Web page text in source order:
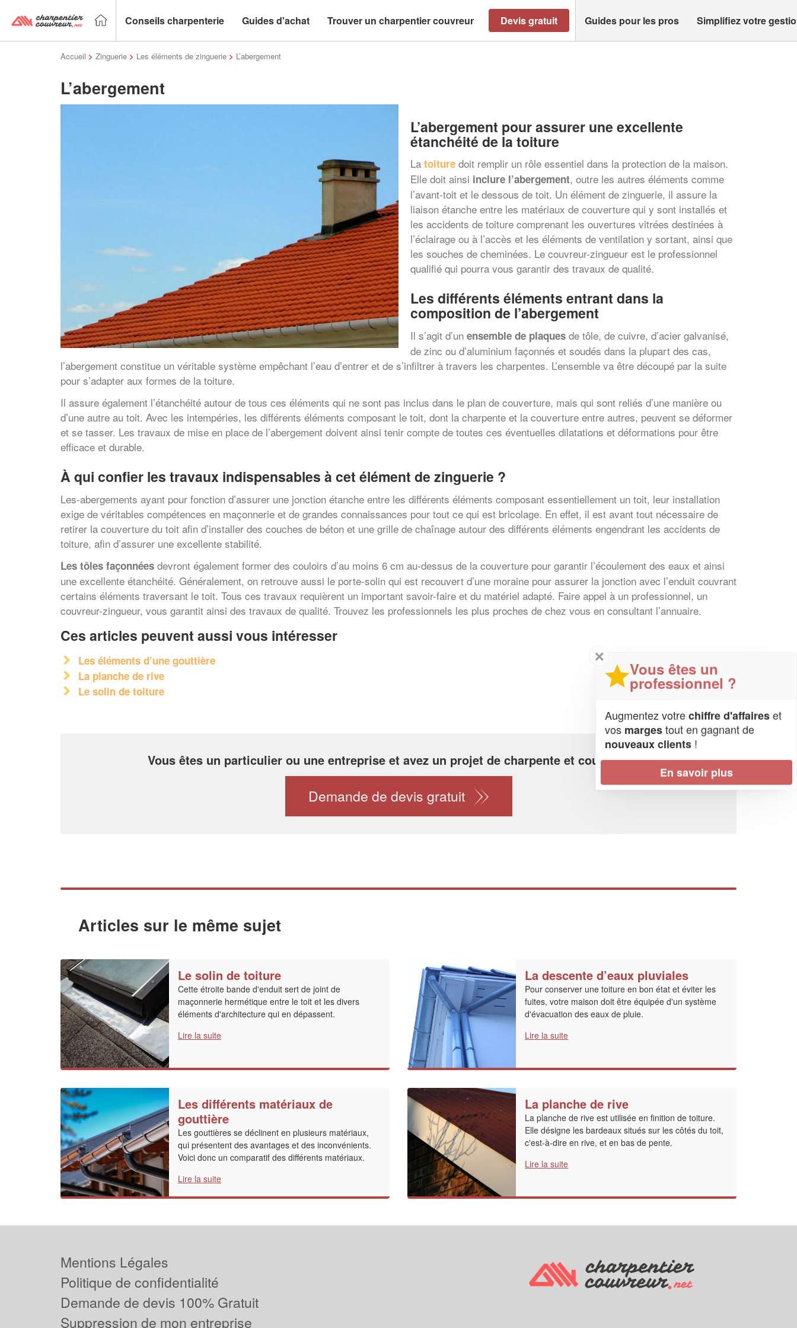
Conseils charpenterie Guides d'achat Trouver un charpentier couvreur Devis gratuit Guides pour les pros Simplifiez votre
Accueil > Zinguerie > Les éléments de zinguerie > L’abergement
L’abergement
L’abergement pour assurer une excellente
étanchéité de la toiture
La toiture doit remplir un rôle essentiel dans la protection de la maison.
Elle doit ainsi inclure l’abergement, outre les autres éléments comme
l’avant-toit et le dessous de toit. Un élément de zinguerie, il assure la
liaison étanche entre les matériaux de couverture qui y sont installés et
les accidents de toiture comprenant les ouvertures vitrées destinées à
l’éclairage ou à l’accès et les éléments de ventilation y sortant, ainsi que
les souches de cheminées. Le couvreur-zingueur est le professionnel
qualifié qui pourra vous garantir des travaux de qualité.
Les différents éléments entrant dans la
composition de l’abergement
Il s’agit d’un ensemble de plaques de tôle, de cuivre, d’acier galvanisé,
de zinc ou d’aluminium façonnés et soudés dans la plupart des cas,
l’abergement constitue un véritable système empêchant l’eau d’entrer et de s’infiltrer à travers les charpentes. L’ensemble va être découpé par la suite
pour s’adapter aux formes de la toiture.
Il assure également l’étanchéité autour de tous ces éléments qui ne sont pas inclus dans le plan de couverture, mais qui sont reliés d’une manière ou
d’une autre au toit. Avec les intempéries, les différents éléments composant le toit, dont la charpente et la couverture entre autres, peuvent se déformer
et se tasser. Les travaux de mise en place de l’abergement doivent ainsi tenir compte de toutes ces éventuelles dilatations et déformations pour être
efficace et durable.
À qui confier les travaux indispensables à cet élément de zinguerie ?
Les-abergements ayant pour fonction d’assurer une jonction étanche entre les différents éléments composant essentiellement un toit, leur installation
exige de véritables compétences en maçonnerie et de grandes connaissances pour tout ce qui est bricolage. En effet, il est avant tout nécessaire de
retirer la couverture du toit afin d’installer des couches de béton et une grille de chaînage autour des différents éléments engendrant les accidents de
toiture, afin d’assurer une excellente stabilité.
Les tôles façonnées devront également former des couloirs d’au moins 6 cm au-dessus de la couverture pour garantir l’écoulement des eaux et ainsi
une excellente étanchéité. Généralement, on retrouve aussi le porte-solin qui est recouvert d’une moraine pour assurer la jonction avec l’enduit couvrant
certains éléments traversant le toit. Tous ces travaux requièrent un important savoir-faire et du matériel adapté. Faire appel à un professionnel, un
couvreur-zingueur, vous garantit ainsi des travaux de qualité. Trouvez les professionnels les plus proches de chez vous en consultant l’annuaire.
Ces articles peuvent aussi vous intéresser
Les éléments d’une gouttière
La planche de rive
Le solin de toiture
Vous êtes un particulier ou une entreprise et avez un projet de charpente et couverture ?
Demande de devis gratuit
Articles sur le même sujet
Le solin de toiture
Cette étroite bande d'enduit sert de joint de
maçonnerie hermétique entre le toit et les divers
éléments d'architecture qui en dépassent.
Lire la suite
La descente d’eaux pluviales
Pour conserver une toiture en bon état et éviter les
fuites, votre maison doit être équipée d'un système
d'évacuation des eaux de pluie.
Lire la suite
Les différents matériaux de
gouttière
Les gouttières se déclinent en plusieurs matériaux,
qui présentent des avantages et des inconvénients.
Voici donc un comparatif des différents matériaux.
Lire la suite
La planche de rive
La planche de rive est utilisée en finition de toiture.
Elle désigne les bardeaux situés sur les côtés du toit,
c'est-à-dire en rive, et en bas de pente.
Lire la suite
✕
Vous êtes un
professionnel ?
Augmentez votrechiffre d'affaireset
vos margestout en gagnant de
nouveaux clients !
En savoir plus
Mentions Légales
Politique de confidentialité
Demande de devis 100% Gratuit
Suppression de mon entreprise